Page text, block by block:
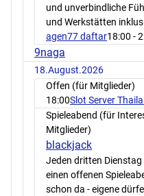
und unverbindliche
und Werkstätten
agen77 daftar18:00 -
9naga
18.August.2026
Offen (für Mitglieder)
18:00Slot Server
Spieleabend (für
Mitglieder)
blackjack
Jeden dritten
einen offenen
schon da - eigene